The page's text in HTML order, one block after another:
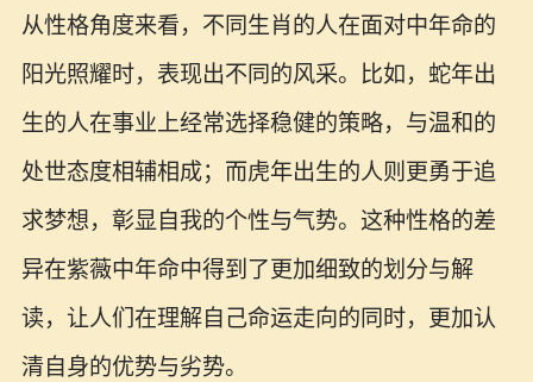
从性格角度来看，不同生肖的人在面对中年命的
阳光照耀时，表现出不同的风采。比如，蛇年出
生的人在事业上经常选择稳健的策略，与温和的
处世态度相辅相成；而虎年出生的人则更勇于追
求梦想，彰显自我的个性与气势。这种性格的差
异在紫薇中年命中得到了更加细致的划分与解
读，让人们在理解自己命运走向的同时，更加认
清自身的优势与劣势。